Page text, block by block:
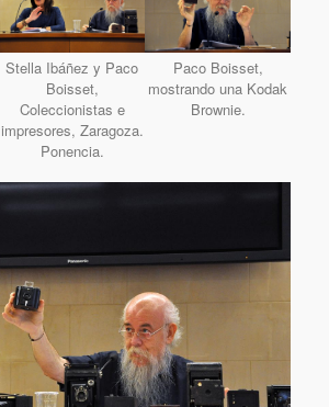
Stella Ibáñez y Paco
Boisset,
Coleccionistas e
impresores, Zaragoza.
Ponencia.
Paco Boisset,
mostrando una Kodak
Brownie.